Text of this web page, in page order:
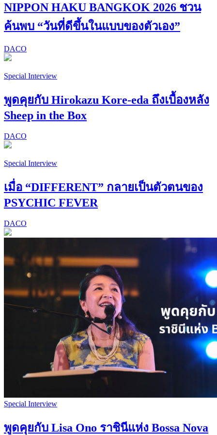
NIPPON HAKU BANGKOK 2026 ชวน
ค้นพบ “วันที่ดีขึ้นในแบบของตัวเอง”
DACO
Special Interview
พูดคุยกับ Hirokazu Kore-eda ถึงเบื้องหลัง
Sheep in the Box
DACO
Special Interview
เมื่อ “DIFFERENT” กลายเป็นตัวตนของ
PSYCHIC FEVER
DACO
Special Interview
พูดคุยกับ Lisa Ono ราชินีแห่ง Bossa Nova